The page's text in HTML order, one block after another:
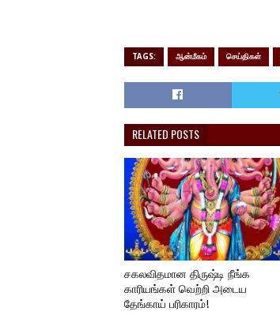
TAGS: ஆன்மீகம் செய்திகள்
RELATED POSTS
சகலவிதமான திருஷ்டி நீங்க
காரியங்கள் வெற்றி அடைய
தேங்காய் பரிகாரம்!